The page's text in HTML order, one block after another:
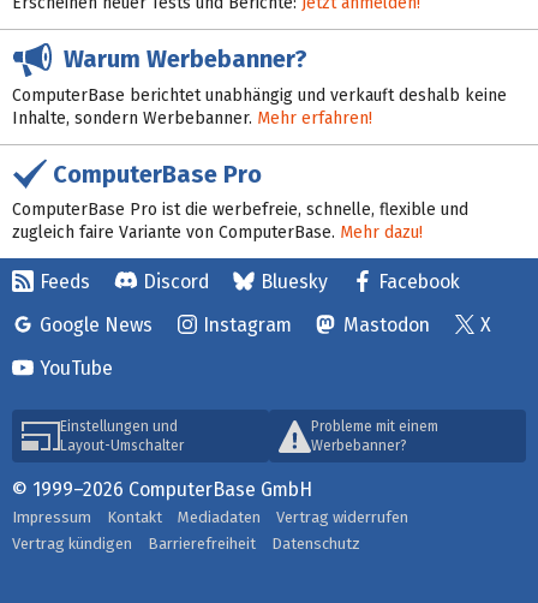
Warum Werbebanner?
ComputerBase berichtet unabhängig und verkauft deshalb keine
Inhalte, sondern Werbebanner. Mehr erfahren!
ComputerBase Pro
ComputerBase Pro ist die werbefreie, schnelle, flexible und
zugleich faire Variante von ComputerBase. Mehr dazu!
Feeds Discord Bluesky
Facebook
Google News
Instagram Mastodon
X
YouTube
Einstellungen und
Layout-Umschalter
Probleme mit einem
Werbebanner?
© 1999–2026 ComputerBase GmbH
Impressum Kontakt Mediadaten
Vertrag widerrufen
Vertrag kündigen
Barrierefreiheit Datenschutz